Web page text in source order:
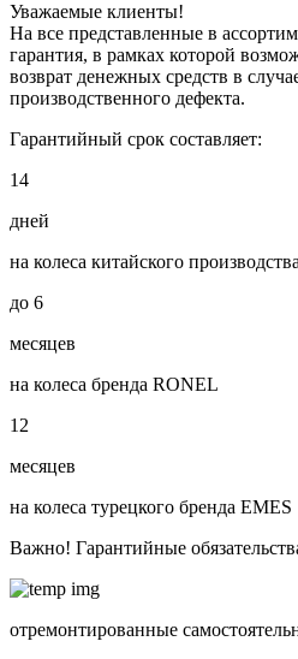
Уважаемые клиенты!
На все представленные в
гарантия, в рамках которой
возврат денежных средств в
производственного дефекта.
Гарантийный срок составляет:
14
дней
на колеса китайского производства
до 6
месяцев
на колеса бренда RONEL
12
месяцев
на колеса турецкого бренда EMES
Важно! Гарантийные
отремонтированные